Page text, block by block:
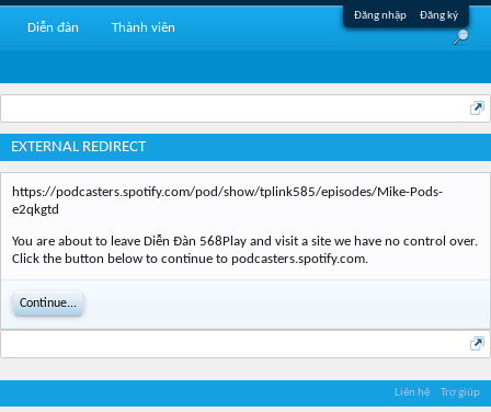
Đăng nhập Đăng ký
EXTERNAL REDIRECT
https://podcasters.spotify.com/pod/show/tplink585/episodes/Mike-Pods-
e2qkgtd
You are about to leave Diễn Đàn 568Play and visit a site we have no control over.
Click the button below to continue to podcasters.spotify.com.
Continue...
Diễn đàn Thành viên
Liên hệ Trợ giúp